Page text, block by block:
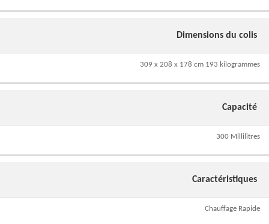
Dimensions du colis
309 x 208 x 178 cm 193 kilogrammes
Capacité
300 Millilitres
Caractéristiques
Chauffage Rapide